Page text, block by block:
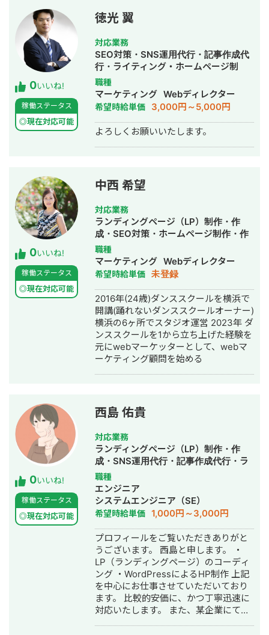
るCVポイントの創出 ・架電により10
件の商談獲得に成功 ▶️ポイント ・一人
でライティングからホワイトペーパ
ー、架電までこなす必要性がありメタ
ディスクリプションの設定等の細かい
SEO対策は完全に放棄して、内部リン
クとコンテンツの品質に全振りして施
策を実行しました。SEO対策は全部や
りたがる担当者もいますが、正直後回
しでいい施策も結構多いので、本質的
な部分にリソースにのみ投下したこと
で短期間で成果を上げることができま
すためのチャネルが欲しいというニー
のような課題を抽出。 ・公式サイトが
サブドメインで、ルートドメインに対
してリダイレクトがかかっている状況
がありサイトも評価が分散している ・
集客チャネルが広告依存状態になって
いる状況が発生している ▶️実行した施
策 ・サブドメインからルートドメイン
へのサイトの移行によりドメインへの
サイト評価の集中 ・ドメイン配下に小
学生の親御さんをターゲットにしたコ
ラムメディアの立ち上げ ・経験者であ
るママさんライターを小学校の周りで
チラシを配って募集 ▶️結果 ・ECサイ
ト本体が移行に伴いアクセスを150%
増。 ・オウンドメディアも1年で月次8
・メディアを立ち上げて安定して集客
まで判断に時間がかかる商材だったた
め、メルマガ施策やLINE施策もあわせ
て実行すべきであったと反省。 実績
③：個人でのメディア運用 ▶️概要 ・
当初、経済学系のオウンドメディアを
立ち上げ、中小企業診断士の講座への
アフィリエイト収益を狙って立ち上
げ。1年間運用したところ企業メディア
等からの被リンクが獲得できたため、
仮想通貨系のキーワードのカテゴリを
作ってコンテンツを投下したところ、
ビッグキーワードで上位獲得を実現
（現在は完全に死んだため、月1万円の
アドセンス収益に甘んじています） ▶️
施策 ・ビジュアルリッチな図解コンテ
ンツを制作（1記事当たり10枚近くの図
解を入れた記事もあり） ・内部リンク
の引越し業者様 ご依頼内容：リスティ
ング広告からの売上があまり上がらな
い。 またSEO対策を行ってリスティン
グ広告の予算を減らしたい。 施策：リ
スティング広告の予算を少しずつ減ら
しながら、SEOの記事作成を開始。 結
果：リスティング広告はターゲットを
単身から家族へ変更することで売上向
上。 またCPAも5000円から3000円ま
で低下。 SEO対策は開始から1年で2万
PVを達成し、月間の問い合わせ数が
5〜10件継続的に発生。 ・東京の不用
などを対応いたしました。この経験か
ら、事業を進めるおける「売るものを
決める・作る・売る/広める」の工程全
ての解像度がある程度高いので、様々
なポジションの方との連携がとりやす
いです。 現在はHitorimeは2026年5月
末時点でリリース1年半で累計企業導入
社数100社、累計求職者登録数1,000名
を迎えております。 大学院と新卒の会
社にてPytorchなどを用いて機械学習モ
デル（主に動画生成・画像内物体検
知）の構築・データクレンジング・モ
較的高いと思います。 今後やりたいこ
ととしては自社だから、自分だからこ
そ生み出せる世の中に求められるプロ
ダクトをAIを適切にフル活用し1人称で
も作れるようなエンジニアを目指して
おります。 また、直近はn8nなどのAI
オートメーションを使い、Notion・
Slack・各種AIツールを連携させ、様々
な業務を自動化させることが増えてき
ているので、業務改善も対応可能で
す。 いかなる仕事であれ頂いた仕事に
対して、精神誠意ご対応させて頂きま
す。 宜しくお願い致します。
0いいね!
稼働ステータス
◎現在対応可能
徳光 翼
対応業務
SEO対策・SNS運用代行・記事作成代
行・ライティング・ホームページ制
作・作成・AI活用
職種
マーケティング Webディレクター
希望時給単価 3,000円～5,000円
よろしくお願いいたします。
0いいね!
稼働ステータス
◎現在対応可能
中西 希望
対応業務
ランディングページ（LP）制作・作
成・SEO対策・ホームページ制作・作
成・バナー制作・デザイン・オウンド
メディア制作・構築・運用代行・動画
制作・動画編集・営業代行
職種
マーケティング Webディレクター
希望時給単価 未登録
2016年(24歳)ダンススクールを横浜で
開講(踊れないダンススクールオーナー)
横浜の6ヶ所でスタジオ運営 2023年 ダ
ンススクールを1から立ち上げた経験を
元にwebマーケッターとして、webマ
ーケティング顧問を始める
0いいね!
稼働ステータス
◎現在対応可能
西島 佑貴
対応業務
ランディングページ（LP）制作・作
成・SNS運用代行・記事作成代行・ラ
イティング・事務代行・ホームページ
制作・作成・動画制作・動画編集
職種
エンジニア
システムエンジニア（SE）
希望時給単価 1,000円～3,000円
プロフィールをご覧いただきありがと
うございます。 西島と申します。 ・
LP（ランディングページ）のコーディ
ング ・WordPressによるHP制作 上記
を中心にお仕事させていただいており
ます。 比較的安価に、かつ丁寧迅速に
対応いたします。 また、某企業にて